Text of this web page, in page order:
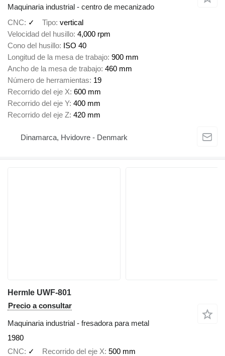
Maquinaria industrial - centro de mecanizado
CNC
✓ Tipo vertical
Velocidad del husillo 4,000 rpm
Cono del husillo ISO 40
Longitud de la mesa de trabajo 900 mm
Ancho de la mesa de trabajo 460 mm
Número de herramientas 19
Recorrido del eje X 600 mm
Recorrido del eje Y 400 mm
Recorrido del eje Z 420 mm
Dinamarca, Hvidovre - Denmark
Hermle UWF-801
Precio a consultar
Maquinaria industrial - fresadora para metal
1980
CNC
✓ Recorrido del eje X 500 mm